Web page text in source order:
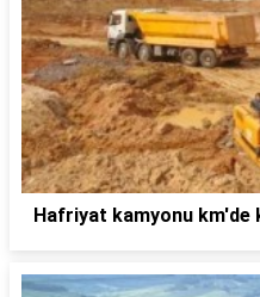
Hafriyat kamyonu km'de